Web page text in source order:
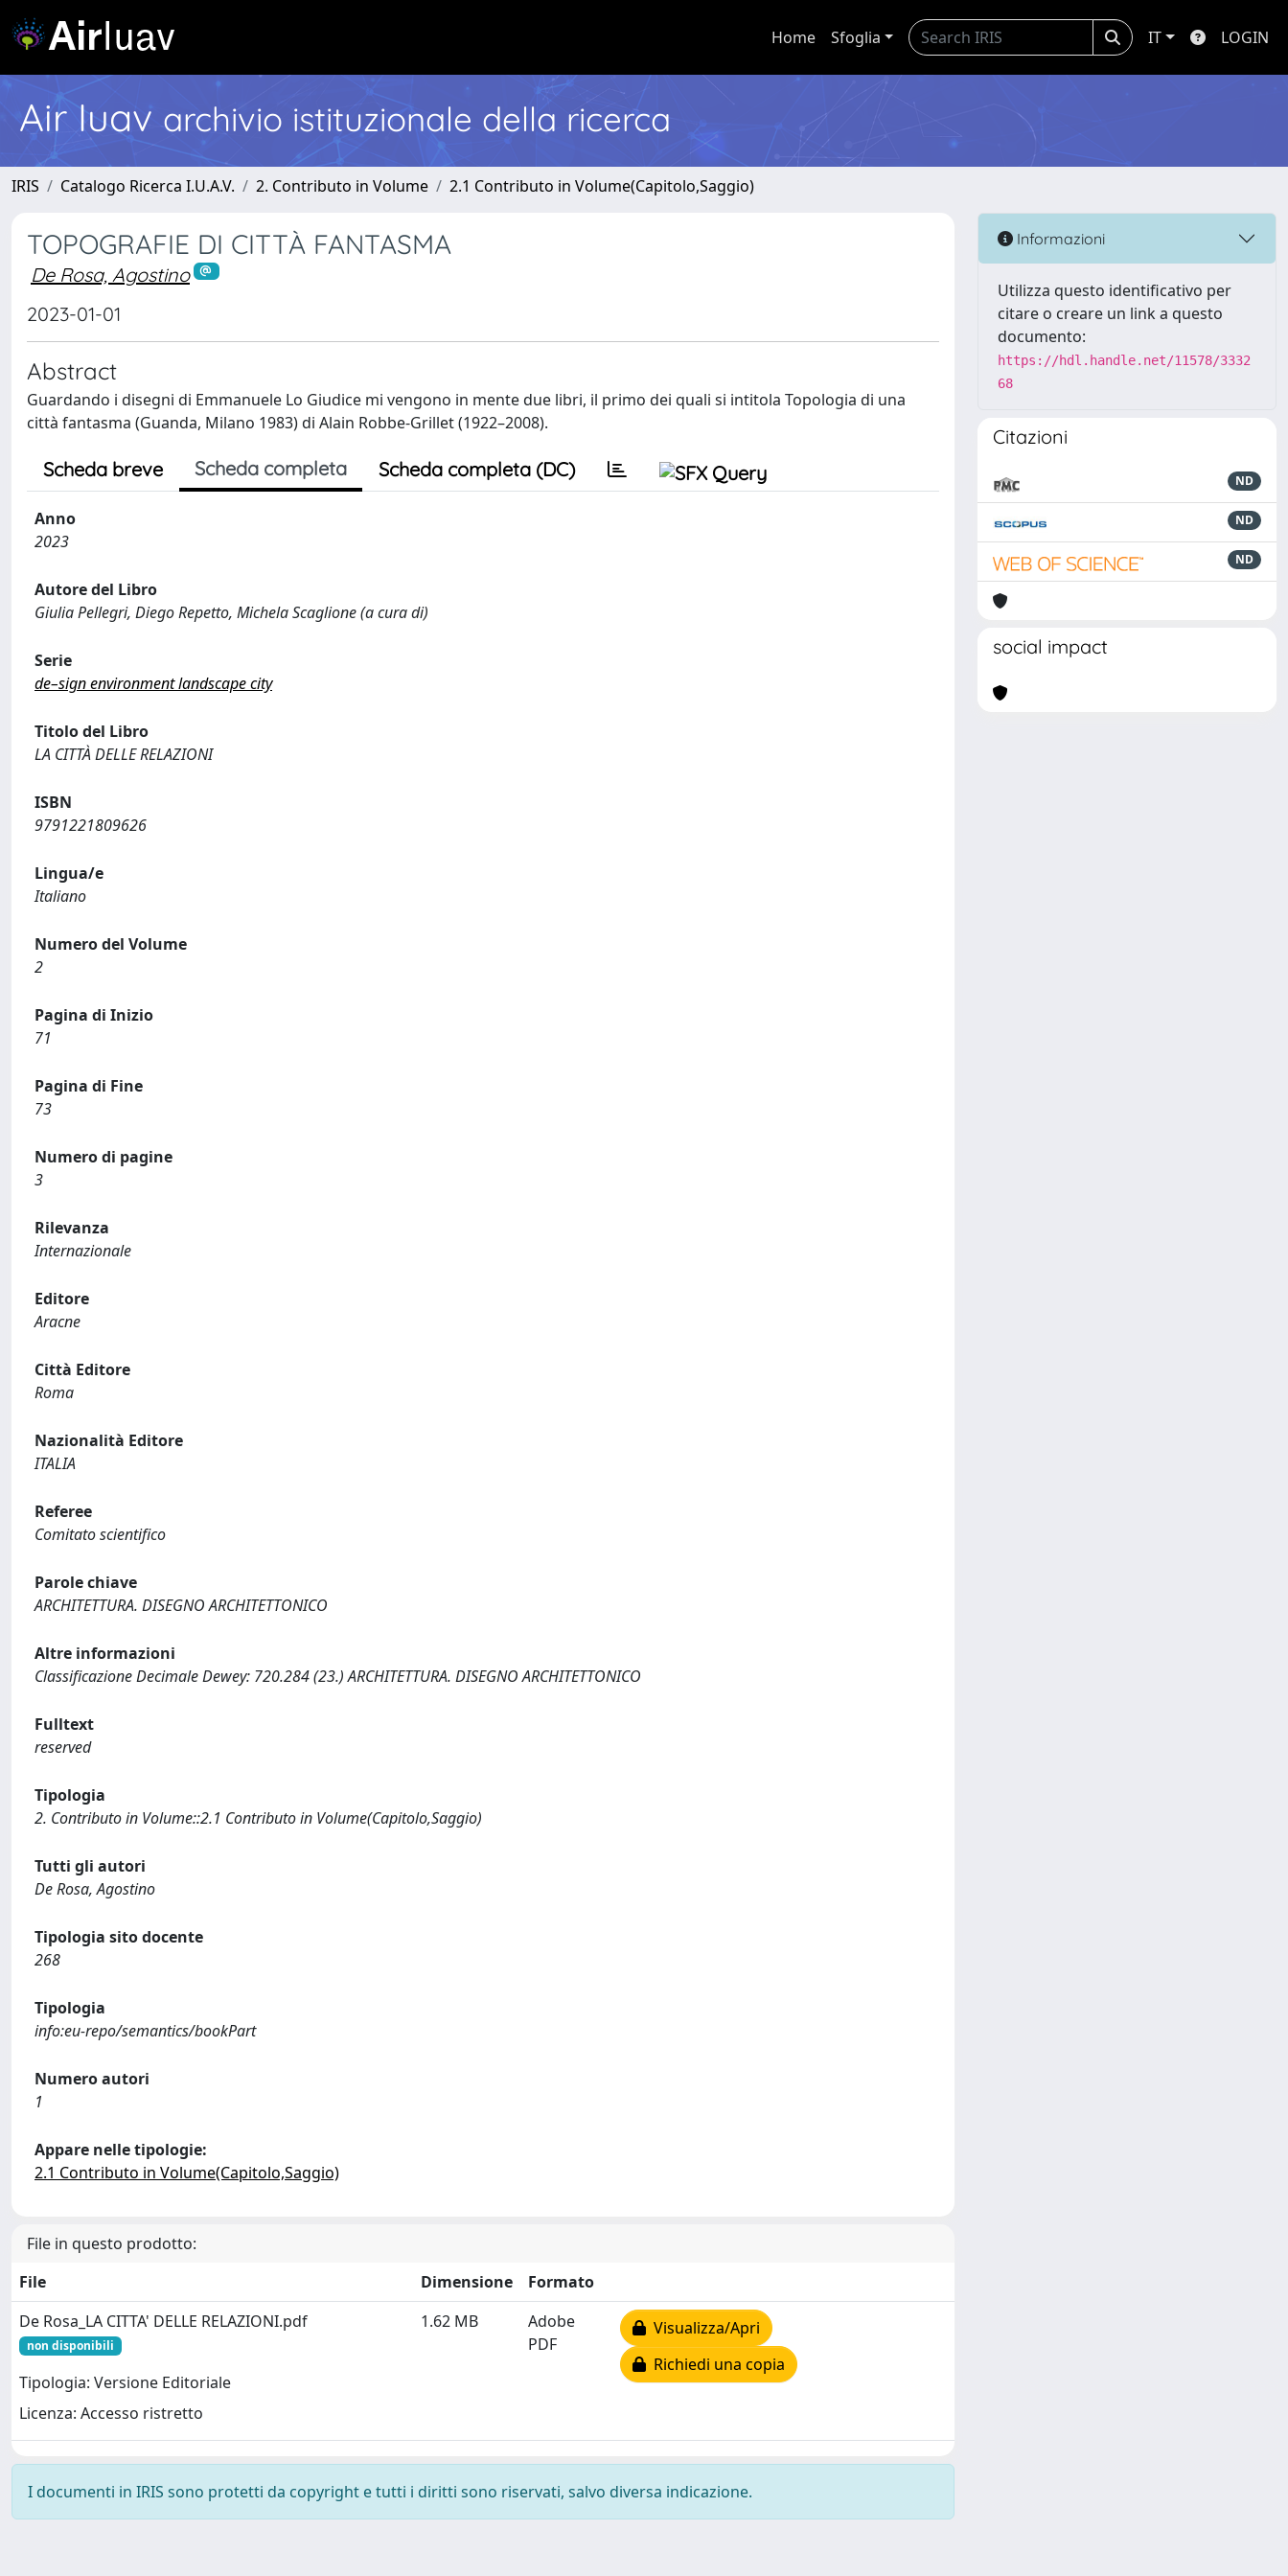
Home Sfoglia IT LOGIN
Air Iuav archivio istituzionale della ricerca
IRIS Catalogo Ricerca I.U.A.V. 2. Contributo in Volume 2.1 Contributo in Volume(Capitolo,Saggio)
TOPOGRAFIE DI CITTÀ FANTASMA
De Rosa, Agostino
2023-01-01
Abstract
Guardando i disegni di Emmanuele Lo Giudice mi vengono in mente due libri, il primo dei quali si intitola Topologia di una
città fantasma (Guanda, Milano 1983) di Alain Robbe-Grillet (1922–2008).
Scheda breve Scheda completa Scheda completa (DC)
Anno
2023
Autore del Libro
Giulia Pellegri, Diego Repetto, Michela Scaglione (a cura di)
Serie
de–sign environment landscape city
Titolo del Libro
LA CITTÀ DELLE RELAZIONI
ISBN
9791221809626
Lingua/e
Italiano
Numero del Volume
2
Pagina di Inizio
71
Pagina di Fine
73
Numero di pagine
3
Rilevanza
Internazionale
Editore
Aracne
Città Editore
Roma
Nazionalità Editore
ITALIA
Referee
Comitato scientifico
Parole chiave
ARCHITETTURA. DISEGNO ARCHITETTONICO
Altre informazioni
Classificazione Decimale Dewey: 720.284 (23.) ARCHITETTURA. DISEGNO ARCHITETTONICO
Fulltext
reserved
Tipologia
2. Contributo in Volume::2.1 Contributo in Volume(Capitolo,Saggio)
Tutti gli autori
De Rosa, Agostino
Tipologia sito docente
268
Tipologia
info:eu-repo/semantics/bookPart
Numero autori
1
Appare nelle tipologie:
2.1 Contributo in Volume(Capitolo,Saggio)
File in questo prodotto:
File
Dimensione
Formato
De Rosa_LA CITTA' DELLE RELAZIONI.pdf
non disponibili
Tipologia: Versione Editoriale
Licenza: Accesso ristretto
1.62 MB
Adobe
PDF
Visualizza/Apri
Richiedi una copia
I documenti in IRIS sono protetti da copyright e tutti i diritti sono riservati, salvo diversa indicazione.
Informazioni
Utilizza questo identificativo per
citare o creare un link a questo
documento:
https://hdl.handle.net/11578/3332
68
Citazioni
ND
ND
ND
social impact